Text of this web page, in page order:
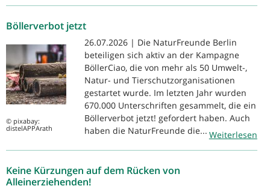
Böllerverbot jetzt
© pixabay:
distelAPPArath
26.07.2026 | Die NaturFreunde Berlin
beteiligen sich aktiv an der Kampagne
BöllerCiao, die von mehr als 50 Umwelt-,
Natur- und Tierschutzorganisationen
gestartet wurde. Im letzten Jahr wurden
670.000 Unterschriften gesammelt, die ein
Böllerverbot jetzt! gefordert haben. Auch
haben die NaturFreunde die... Weiterlesen
Keine Kürzungen auf dem Rücken von
Alleinerziehenden!